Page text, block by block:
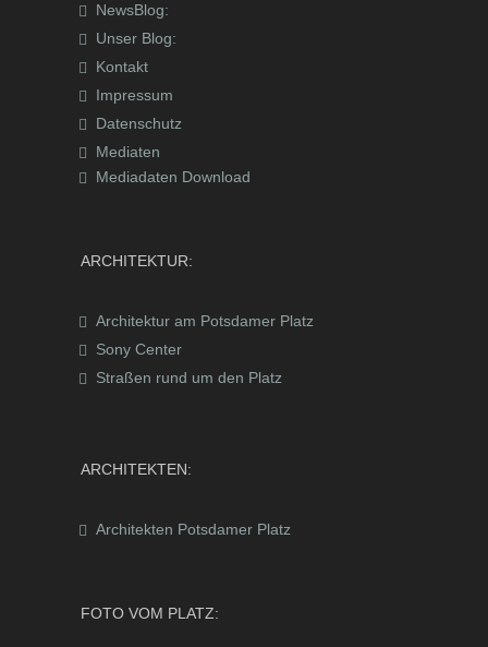
NewsBlog:
Unser Blog:
Kontakt
Impressum
Datenschutz
Mediaten
Mediadaten Download
ARCHITEKTUR:
Architektur am Potsdamer Platz
Sony Center
Straßen rund um den Platz
ARCHITEKTEN:
Architekten Potsdamer Platz
FOTO VOM PLATZ: